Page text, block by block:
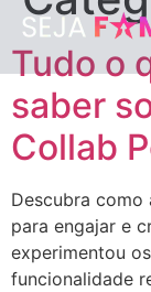
Tudo o
saber
Collab
Descubra
para engajar e
experimentou
funcionalidade